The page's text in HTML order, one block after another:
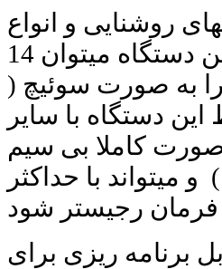
روشنایی و انواع
تجهیزات الکترونیکی میباشد. توسط این دستگاه میتوان 14
به صورت سوئیچ (
دستگاه با سایر
صورت کاملا بی سیم
میتواند با حداکثر
قابل برنامه ریزی برای